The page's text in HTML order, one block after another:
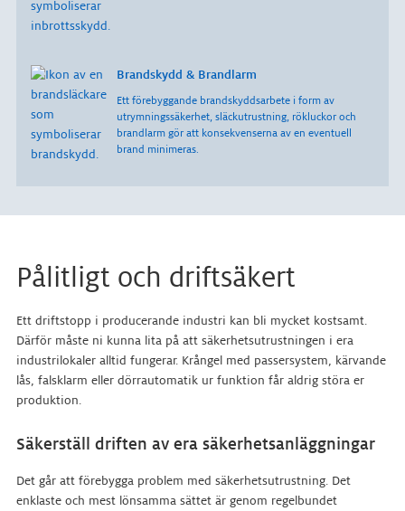
Brandskydd & Brandlarm
Ett förebyggande brandskyddsarbete i form av
utrymningssäkerhet, släckutrustning, rökluckor och
brandlarm gör att konsekvenserna av en eventuell
brand minimeras.
Pålitligt och driftsäkert
Ett driftstopp i producerande industri kan bli mycket kostsamt.
Därför måste ni kunna lita på att säkerhetsutrustningen i era
industrilokaler alltid fungerar. Krångel med passersystem, kärvande
lås, falsklarm eller dörrautomatik ur funktion får aldrig störa er
produktion.
Säkerställ driften av era säkerhetsanläggningar
Det går att förebygga problem med säkerhetsutrustning. Det
enklaste och mest lönsamma sättet är genom regelbundet